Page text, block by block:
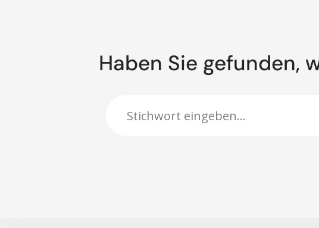
Haben Sie gefunden,